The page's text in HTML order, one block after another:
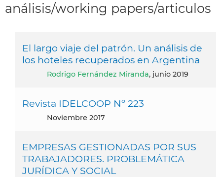
análisis/working papers/articulos
El largo viaje del patrón. Un análisis de
los hoteles recuperados en Argentina
Rodrigo Fernández Miranda, junio 2019
Revista IDELCOOP Nº 223
noviembre 2017
EMPRESAS GESTIONADAS POR SUS
TRABAJADORES. PROBLEMÁTICA
JURÍDICA Y SOCIAL